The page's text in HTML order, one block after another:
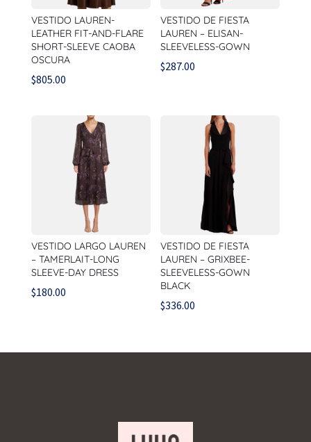
VESTIDO LAUREN-
LEATHER FIT-AND-FLARE
SHORT-SLEEVE CAOBA
OSCURA
$805.00
VESTIDO DE FIESTA
LAUREN – ELISAN-
SLEEVELESS-GOWN
$287.00
VESTIDO LARGO LAUREN
– TAMERLAIT-LONG
SLEEVE-DAY DRESS
$180.00
VESTIDO DE FIESTA
LAUREN – GRIXBEE-
SLEEVELESS-GOWN
BLACK
$336.00